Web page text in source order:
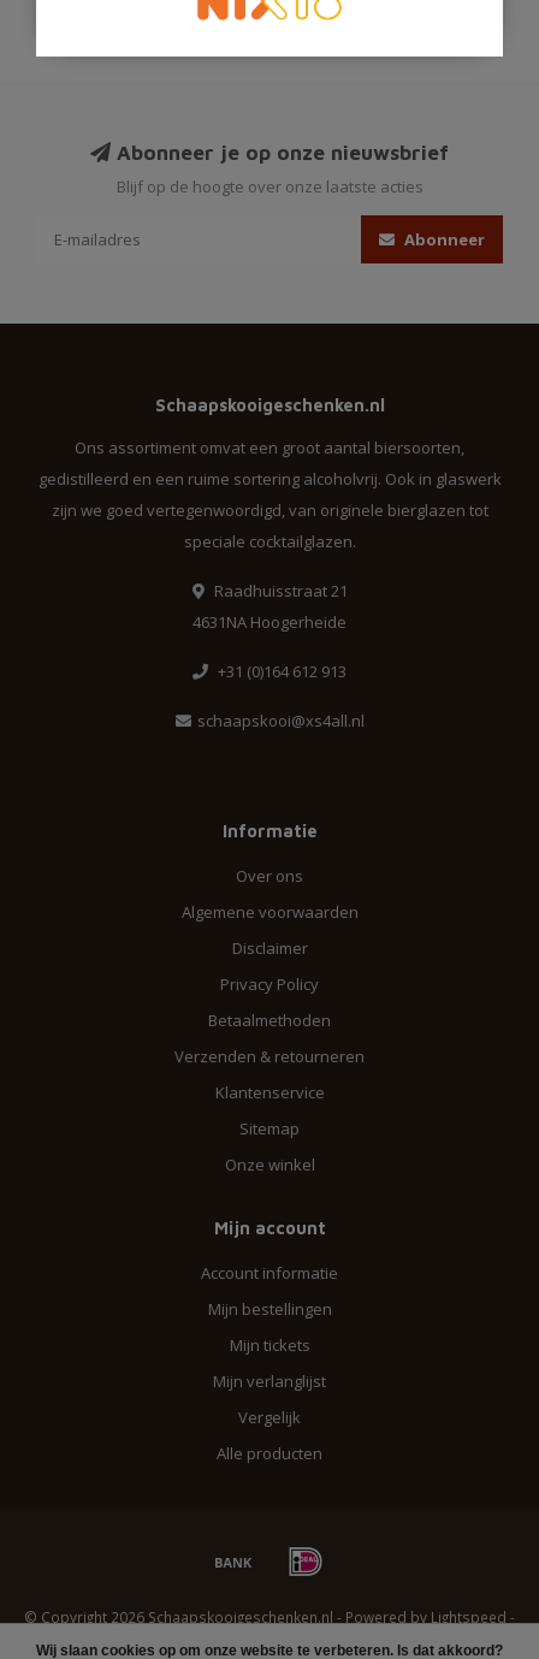
Wij slaan cookies op om onze website te verbeteren. Is dat akkoord?
Abonneer je op onze nieuwsbrief
Blijf op de hoogte over onze laatste acties
Abonneer
Schaapskooigeschenken.nl
Ons assortiment omvat een groot aantal biersoorten,
gedistilleerd en een ruime sortering alcoholvrij. Ook in glaswerk
zijn we goed vertegenwoordigd, van originele bierglazen tot
speciale cocktailglazen.
Raadhuisstraat 21
4631NA Hoogerheide
+31 (0)164 612 913
schaapskooi@xs4all.nl
Informatie
Over ons
Algemene voorwaarden
Disclaimer
Privacy Policy
Betaalmethoden
Verzenden & retourneren
Klantenservice
Sitemap
Onze winkel
Mijn account
Account informatie
Mijn bestellingen
Mijn tickets
Mijn verlanglijst
Vergelijk
Alle producten
© Copyright 2026 Schaapskooigeschenken.nl - Powered by Lightspeed -
Lightspeed designbyDyvelopment